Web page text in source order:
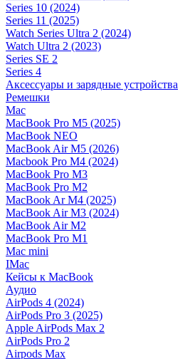
Series 10 (2024)
Series 11 (2025)
Watch Series Ultra 2 (2024)
Watch Ultra 2 (2023)
Series SE 2
Series 4
Аксессуары и зарядные устройства
Ремешки
Mac
MacBook Pro M5 (2025)
MacBook NEO
MacBook Air M5 (2026)
Macbook Pro M4 (2024)
MacBook Pro M3
MacBook Pro M2
MacBook Ar M4 (2025)
MacBook Air M3 (2024)
MacBook Air M2
MacBook Pro M1
Mac mini
IMac
Кейсы к MacBook
Аудио
AirPods 4 (2024)
AirPods Pro 3 (2025)
Apple AirPods Max 2
AirPods Pro 2
Airpods Max